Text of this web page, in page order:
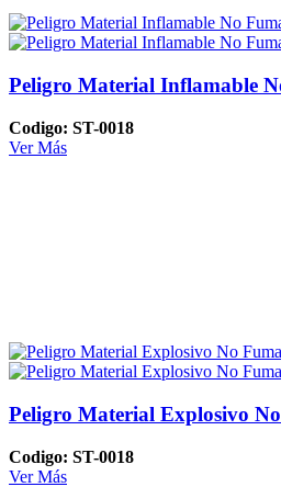
Peligro Material Inflamable
Codigo: ST-0018
Ver Más
Peligro Material Explosivo
Codigo: ST-0018
Ver Más